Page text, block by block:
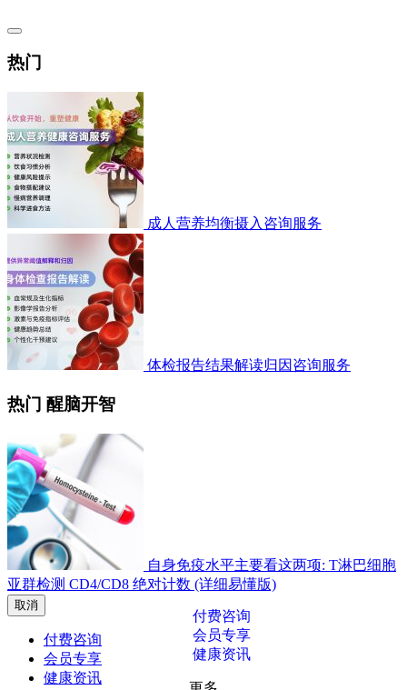
热门
成人营养均衡摄入咨询服务
体检报告结果解读归因咨询服务
热门 醒脑开智
自身免疫水平主要看这两项: T淋巴细胞
亚群检测 CD4/CD8 绝对计数 (详细易懂版)
取消
付费咨询
付费咨询
会员专享
会员专享
健康资讯
健康资讯